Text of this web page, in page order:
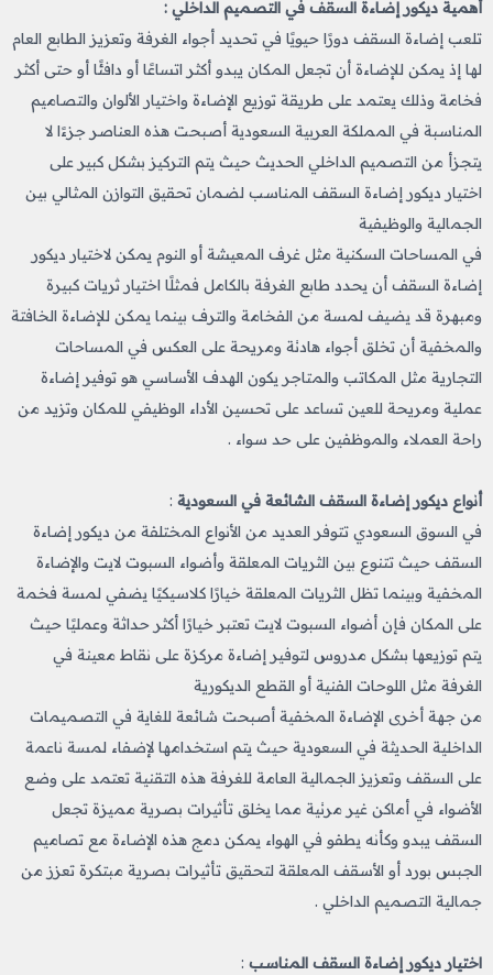
أهمية ديكور إضاءة السقف في التصميم الداخلي :
تلعب إضاءة السقف دورًا حيويًا في تحديد أجواء الغرفة وتعزيز الطابع العام
لها إذ يمكن للإضاءة أن تجعل المكان يبدو أكثر اتساعًا أو دافئًا أو حتى أكثر
فخامة وذلك يعتمد على طريقة توزيع الإضاءة واختيار الألوان والتصاميم
المناسبة في المملكة العربية السعودية أصبحت هذه العناصر جزءًا لا
يتجزأ من التصميم الداخلي الحديث حيث يتم التركيز بشكل كبير على
اختيار ديكور إضاءة السقف المناسب لضمان تحقيق التوازن المثالي بين
الجمالية والوظيفية
في المساحات السكنية مثل غرف المعيشة أو النوم يمكن لاختيار ديكور
إضاءة السقف أن يحدد طابع الغرفة بالكامل فمثلًا اختيار ثريات كبيرة
ومبهرة قد يضيف لمسة من الفخامة والترف بينما يمكن للإضاءة الخافتة
والمخفية أن تخلق أجواء هادئة ومريحة على العكس في المساحات
التجارية مثل المكاتب والمتاجر يكون الهدف الأساسي هو توفير إضاءة
عملية ومريحة للعين تساعد على تحسين الأداء الوظيفي للمكان وتزيد من
راحة العملاء والموظفين على حد سواء .
أنواع ديكور إضاءة السقف الشائعة في السعودية :
في السوق السعودي تتوفر العديد من الأنواع المختلفة من ديكور إضاءة
السقف حيث تتنوع بين الثريات المعلقة وأضواء السبوت لايت والإضاءة
المخفية وبينما تظل الثريات المعلقة خيارًا كلاسيكيًا يضفي لمسة فخمة
على المكان فإن أضواء السبوت لايت تعتبر خيارًا أكثر حداثة وعمليًا حيث
يتم توزيعها بشكل مدروس لتوفير إضاءة مركزة على نقاط معينة في
الغرفة مثل اللوحات الفنية أو القطع الديكورية
من جهة أخرى الإضاءة المخفية أصبحت شائعة للغاية في التصميمات
الداخلية الحديثة في السعودية حيث يتم استخدامها لإضفاء لمسة ناعمة
على السقف وتعزيز الجمالية العامة للغرفة هذه التقنية تعتمد على وضع
الأضواء في أماكن غير مرئية مما يخلق تأثيرات بصرية مميزة تجعل
السقف يبدو وكأنه يطفو في الهواء يمكن دمج هذه الإضاءة مع تصاميم
الجبس بورد أو الأسقف المعلقة لتحقيق تأثيرات بصرية مبتكرة تعزز من
جمالية التصميم الداخلي .
اختيار ديكور إضاءة السقف المناسب :